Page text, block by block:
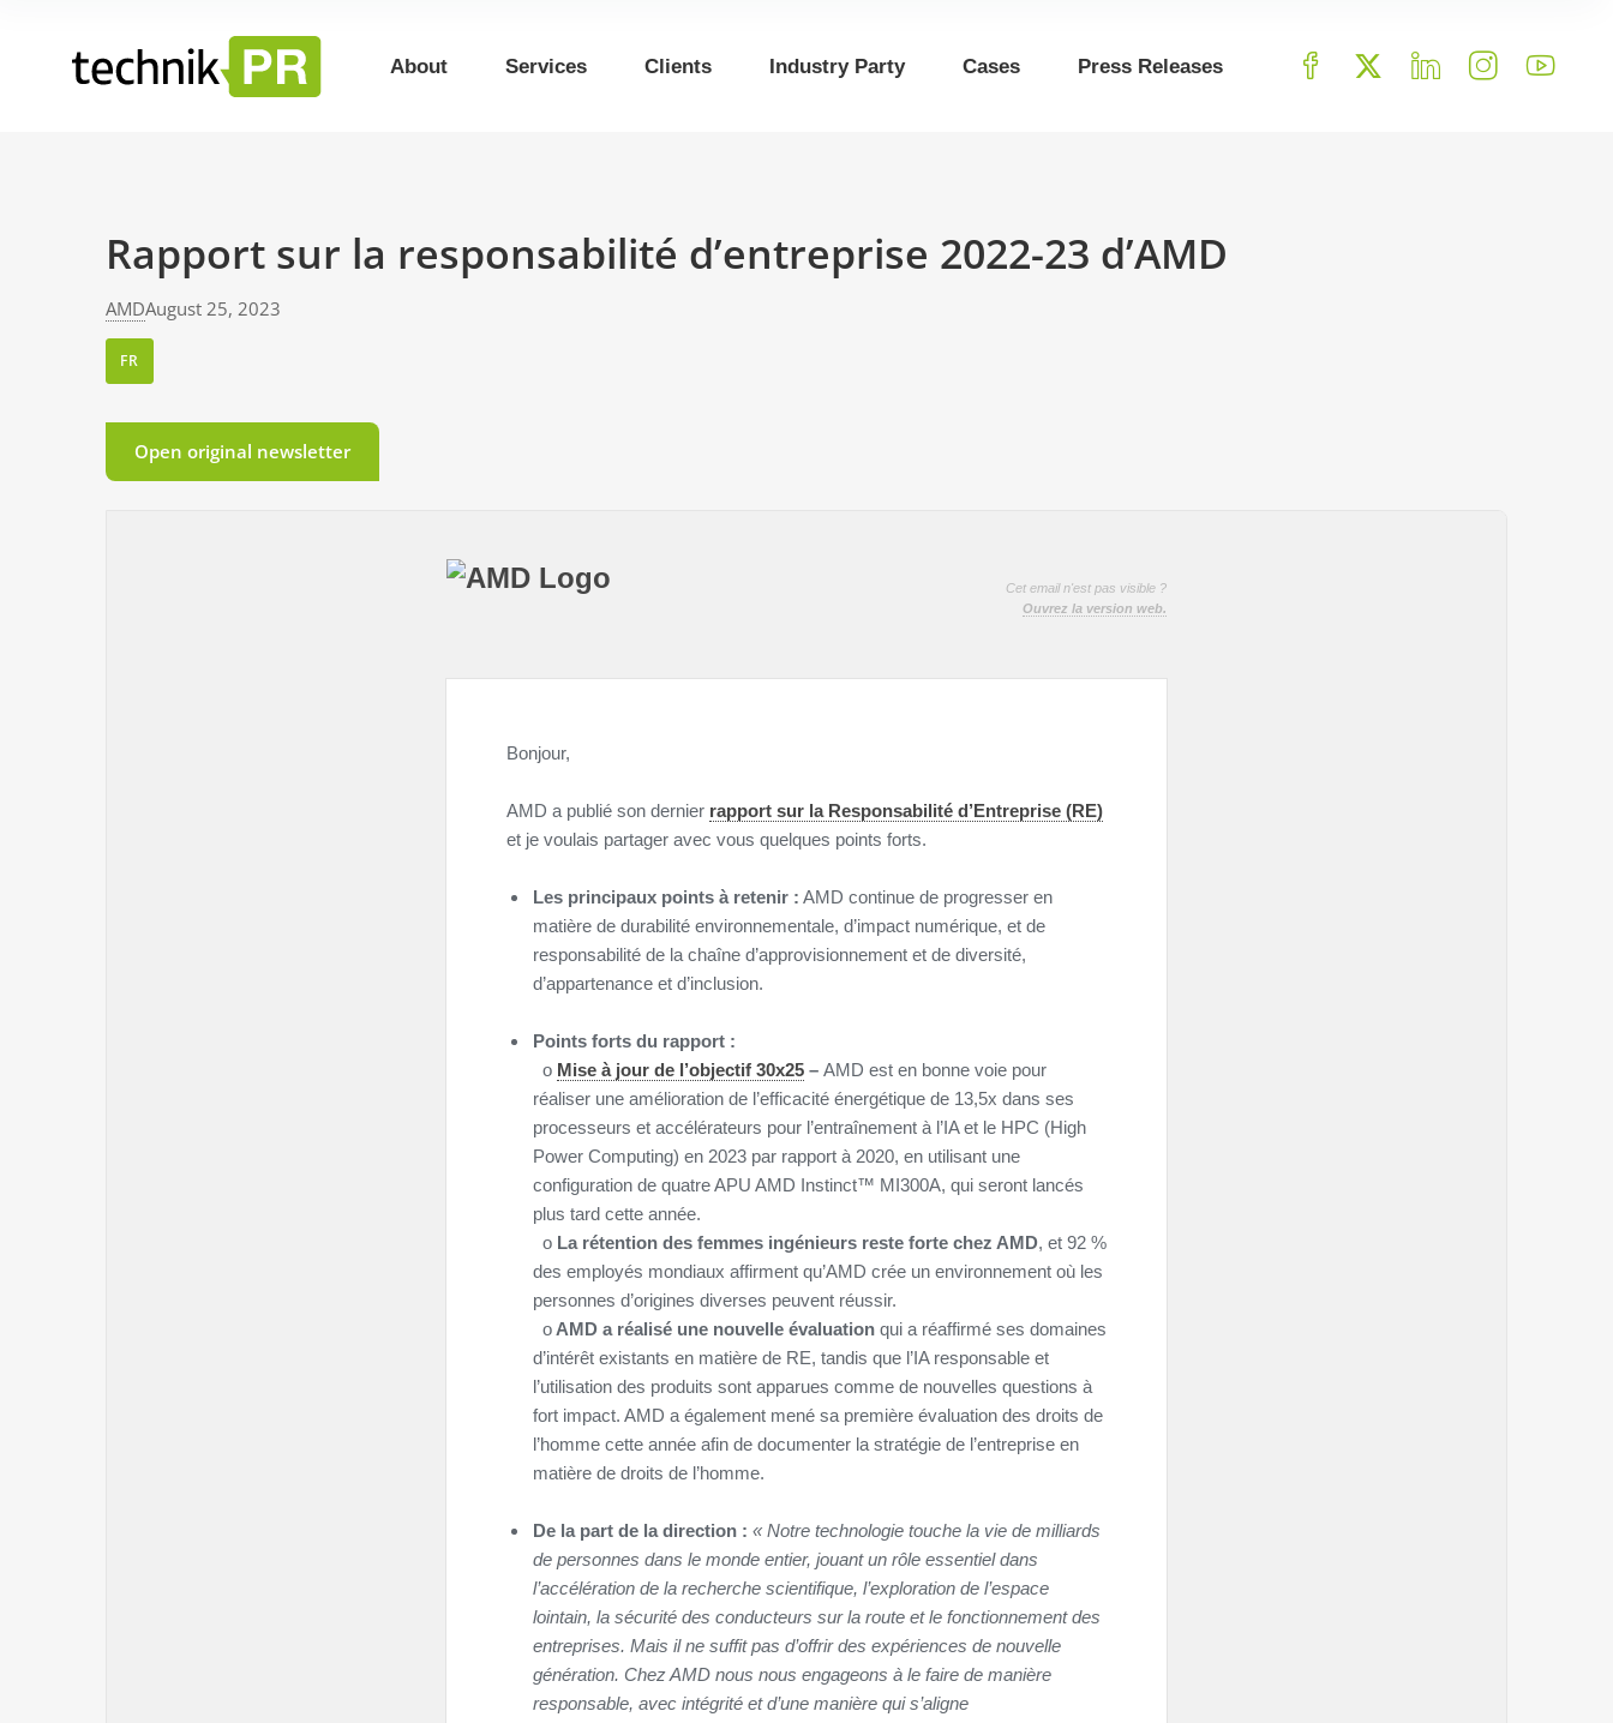
About Services Clients Industry Party Cases Press Releases
Rapport sur la responsabilité d’entreprise 2022-23 d’AMD
AMDAugust 25, 2023
FR
Open original newsletter